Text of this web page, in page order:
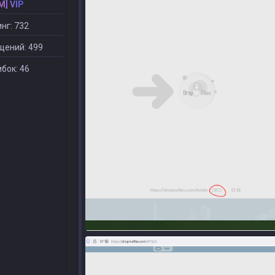
VIP
732
499
46